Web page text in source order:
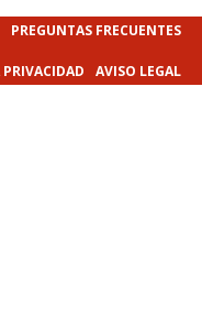
PREGUNTAS FRECUENTES
AVISO LEGAL